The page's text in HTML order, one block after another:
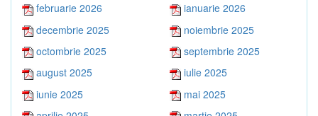
februarie 2026
ianuarie 2026
decembrie 2025
noiembrie 2025
octombrie 2025
septembrie 2025
august 2025
iulie 2025
iunie 2025
mai 2025